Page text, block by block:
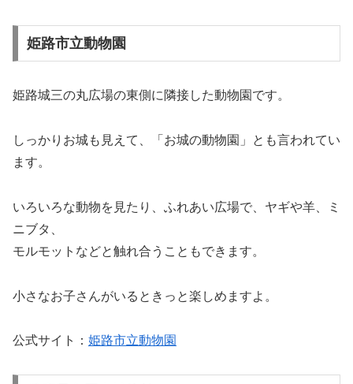
姫路市立動物園
姫路城三の丸広場の東側に隣接した動物園です。
しっかりお城も見えて、「お城の動物園」とも言われてい
ます。
いろいろな動物を見たり、ふれあい広場で、ヤギや羊、ミ
ニブタ、
モルモットなどと触れ合うこともできます。
小さなお子さんがいるときっと楽しめますよ。
公式サイト： 姫路市立動物園